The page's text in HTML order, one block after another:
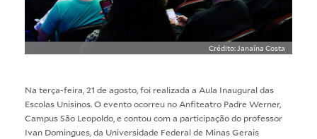
Crédito: Janaína Costa
Na terça-feira, 21 de agosto, foi realizada a Aula Inaugural das
Escolas Unisinos. O evento ocorreu no Anfiteatro Padre Werner,
Campus São Leopoldo, e contou com a participação do professor
Ivan Domingues, da Universidade Federal de Minas Gerais